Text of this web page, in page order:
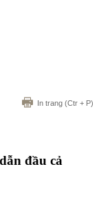
In trang (Ctr + P)
đầu cả